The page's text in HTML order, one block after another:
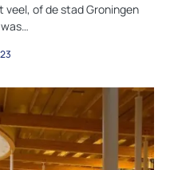
veel, of de stad Groningen